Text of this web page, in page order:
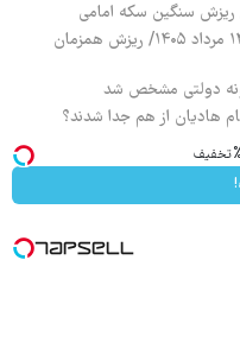
قیمت محصولات ایران خودرو چهارشنبه ۱۴ مرداد ۱۴۰۵/ ریزش همزمان
دولتی مشخص شد
هادیان از هم جدا شدند؟